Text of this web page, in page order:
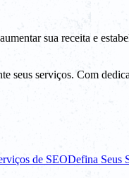
sua receita e
seus serviços. Com
de SEODefina Seus